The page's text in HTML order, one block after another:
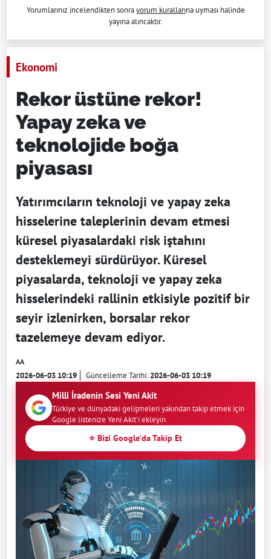
Yorumlarınız incelendikten sonrayorum kurallarına uyması halinde
yayına alıncaktır.
Ekonomi
Rekor üstüne rekor!
Yapay zeka ve
teknolojide boğa
piyasası
Yatırımcıların teknoloji ve yapay zeka
hisselerine taleplerinin devam etmesi
küresel piyasalardaki risk iştahını
desteklemeyi sürdürüyor. Küresel
piyasalarda, teknoloji ve yapay zeka
hisselerindeki rallinin etkisiyle pozitif bir
seyir izlenirken, borsalar rekor
tazelemeye devam ediyor.
AA
2026-06-03 10:19 Güncelleme Tarihi:2026-06-03 10:19
Milli İradenin Sesi Yeni Akit
Türkiye ve dünyadaki gelişmeleri yakından takip etmek için
Google listenize Yeni Akit'i ekleyin.
⭐ Bizi Google'da Takip Et